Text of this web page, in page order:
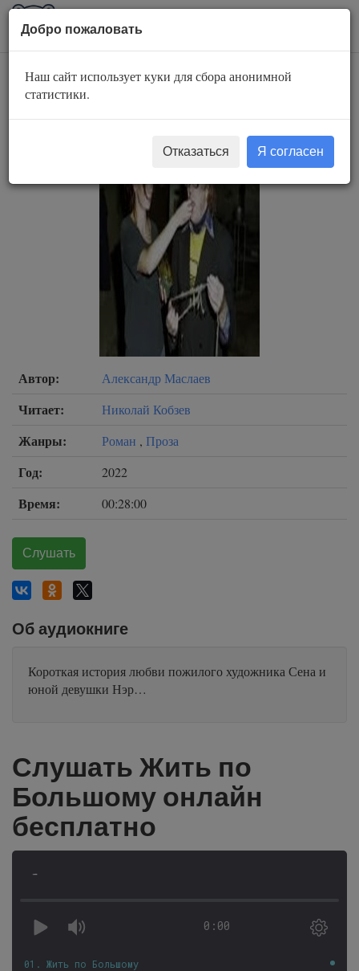
AuBook.org
Жить по Большому
Автор: Александр Маслаев
Читает: Николай Кобзев
Жанры: Роман , Проза
Год: 2022
Время: 00:28:00
Слушать
Об аудиокниге
Короткая история любви пожилого художника Сена и
юной девушки Нэр…
Слушать Жить по
Большому онлайн
бесплатно
-
0:00
01. Жить по Большому
Добро пожаловать
Наш сайт использует куки для сбора анонимной
статистики.
Отказаться Я согласен